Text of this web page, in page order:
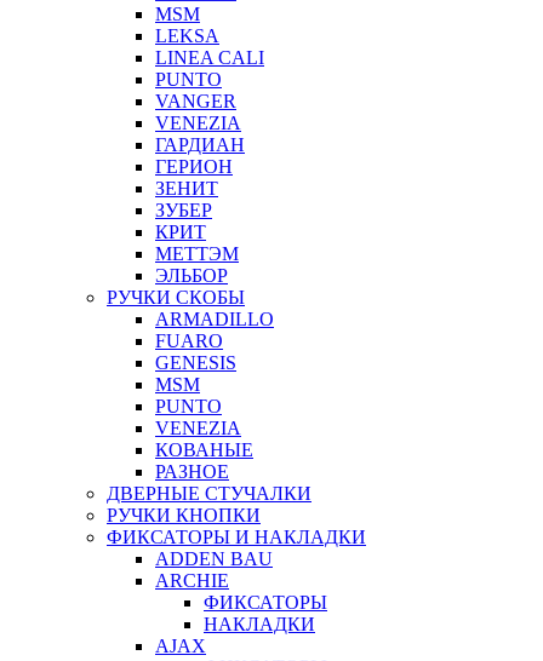
MSM
LEKSA
LINEA CALI
PUNTO
VANGER
VENEZIA
ГАРДИАН
ГЕРИОН
ЗЕНИТ
ЗУБЕР
КРИТ
МЕТТЭМ
ЭЛЬБОР
РУЧКИ СКОБЫ
ARMADILLO
FUARO
GENESIS
MSM
PUNTO
VENEZIA
КОВАНЫЕ
РАЗНОЕ
ДВЕРНЫЕ СТУЧАЛКИ
РУЧКИ КНОПКИ
ФИКСАТОРЫ И НАКЛАДКИ
ADDEN BAU
ARCHIE
ФИКСАТОРЫ
НАКЛАДКИ
AJAX